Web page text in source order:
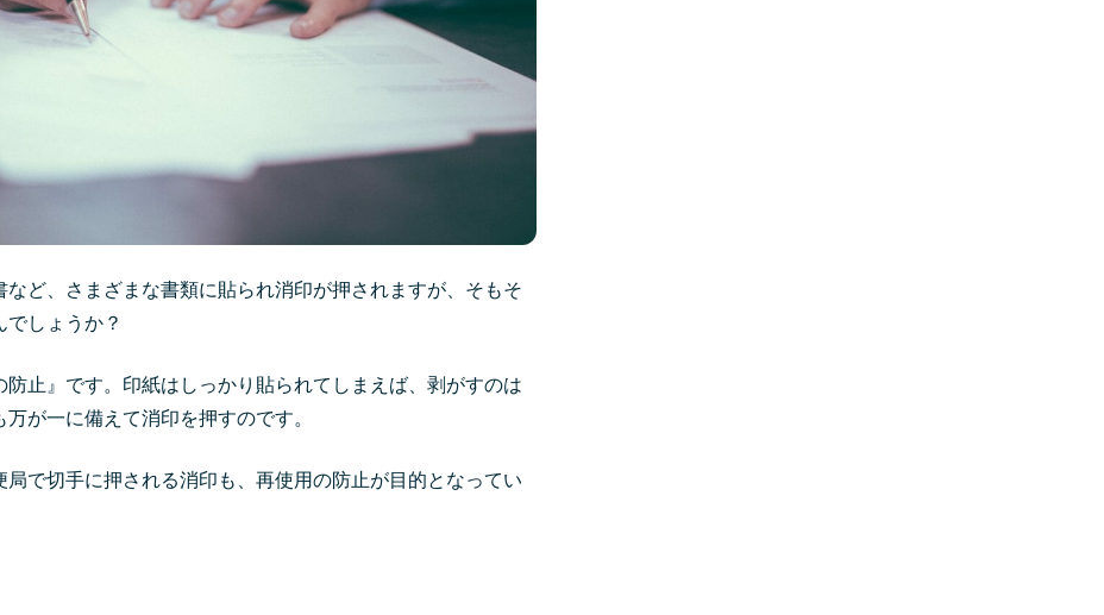
など、さまざまな書類に貼られ消印が押されますが、そもそ
でしょうか？
止』です。印紙はしっかり貼られてしまえば、剥がすのは
が一に備えて消印を押すのです。
で切手に押される消印も、再使用の防止が目的となってい